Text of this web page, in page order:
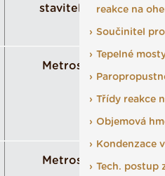
stavitelství
Metrostav
Metrostav
reakce na
Součinitel
Tepelné
Třídy reakce
Objemová
Kondenzace
Tech. postup